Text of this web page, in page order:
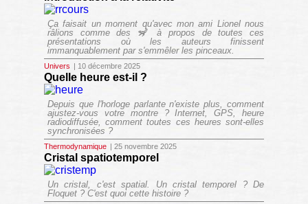
Ça faisait un moment qu'avec mon ami Lionel nous
râlions comme des 🦨 à propos de toutes ces
présentations où les auteurs finissent
immanquablement par s'emmêler les pinceaux.
Univers | 10 décembre 2025
Quelle heure est-il ?
Depuis que l'horloge parlante n'existe plus, comment
ajustez-vous votre montre ? Internet, GPS, heure
radiodiffusée, comment toutes ces heures sont-elles
synchronisées ?
Thermodynamique | 25 novembre 2025
Cristal spatiotemporel
Un cristal, c'est spatial. Un cristal temporel ? De
Floquet ? C'est quoi cette histoire ?